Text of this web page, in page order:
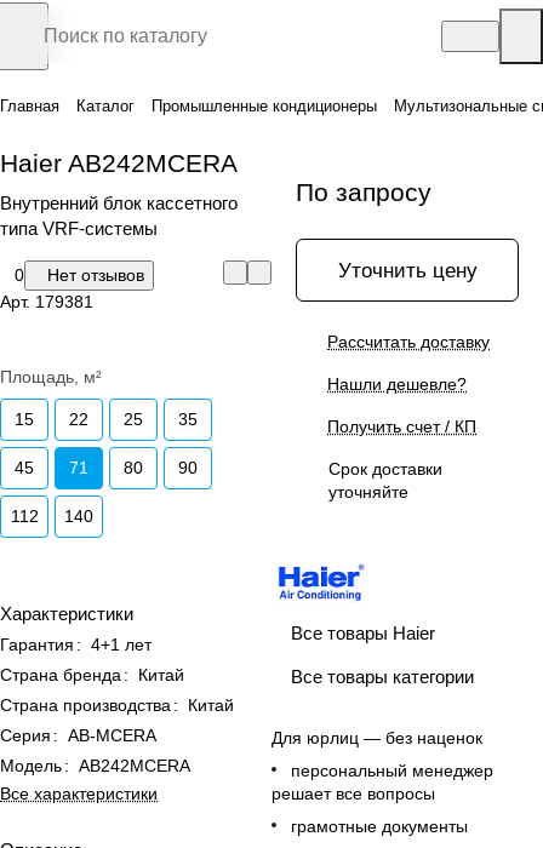
Главная Каталог Промышленные кондиционеры Мультизональные
Haier AB242MCERA
Внутренний блок кассетного
типа VRF-системы
0
Нет отзывов
Арт. 179381
Площадь, м²
15 22 25 35
45 71 80 90
112 140
Характеристики
Гарантия : 4+1 лет
Страна бренда :
Китай
Страна производства :
Китай
Серия : AB-MCERA
Модель: AB242MCERA
Все характеристики
По запросу
Уточнить цену
Рассчитать доставку
Нашли дешевле?
Получить счет / КП
Срок доставки
уточняйте
Все товары Haier
Все товары категории
Для юрлиц — без наценок
персональный менеджер
решает все вопросы
грамотные документы